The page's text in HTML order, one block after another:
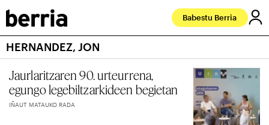
Babestu Berria
HERNANDEZ, JON
Jaurlaritzaren 90. urteurrena,
egungo legebiltzarkideen begietan
IÑAUT MATAUKO RADA